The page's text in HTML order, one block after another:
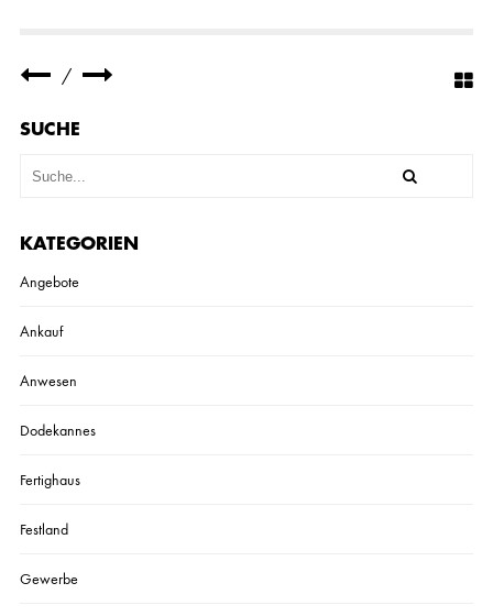
/
SUCHE
KATEGORIEN
Angebote
Ankauf
Anwesen
Dodekannes
Fertighaus
Festland
Gewerbe